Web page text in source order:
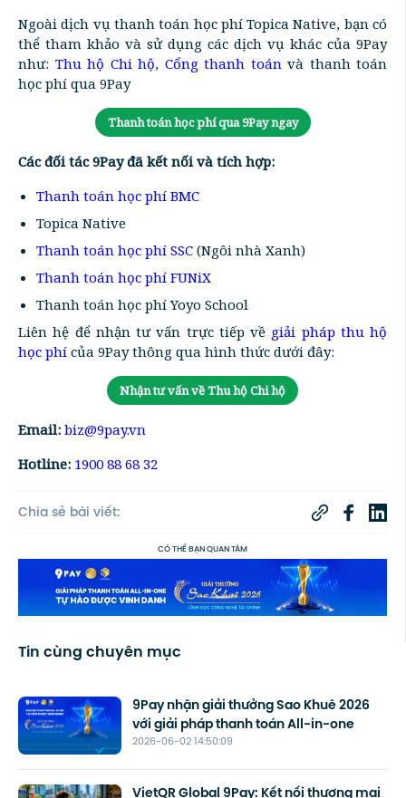
Ngoài dịch vụ thanh toán học phí Topica Native, bạn có
thể tham khảo và sử dụng các dịch vụ khác của 9Pay
như: Thu hộ Chi hộ, Cổng thanh toánvà thanh toán
học phí qua 9Pay
Thanh toán học phí qua 9Pay ngay
Các đối tác 9Pay đã kết nối và tích hợp:
Thanh toán học phí BMC
Topica Native
Thanh toán học phí SSC (Ngôi nhà Xanh)
Thanh toán học phí FUNiX
Thanh toán học phí Yoyo School
Liên hệ để nhận tư vấn trực tiếp về giải pháp thu hộ
học phí của 9Pay thông qua hình thức dưới đây:
Nhận tư vấn về Thu hộ Chi hộ
Email: biz@9pay.vn
Hotline: 1900 88 68 32
Chia sẻ bài viết:
CÓ THỂ BẠN QUAN TÂM
Tin cùng chuyên mục
2026-06-02 14:50:09
9Pay nhận giải thưởng Sao Khuê 2026
với giải pháp thanh toán All-in-one